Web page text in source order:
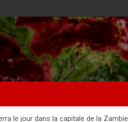
le jour dans la capitale de la Zambie